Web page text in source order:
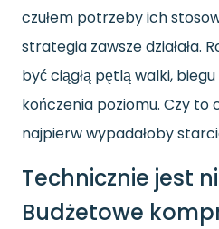
czułem potrzeby ich
strategia zawsze działała.
być ciągłą pętlą walki,
kończenia poziomu. Czy to
najpierw wypadałoby
Technicznie jest
Budżetowe